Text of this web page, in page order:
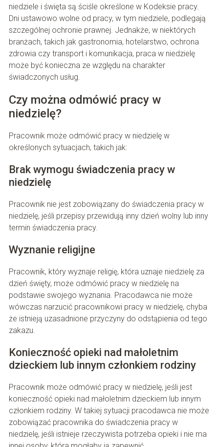
niedziele i święta są ściśle określone w Kodeksie pracy.
Dni ustawowo wolne od pracy, w tym niedziele, podlegają
szczególnej ochronie prawnej. Jednakże, w niektórych
branżach, takich jak gastronomia, hotelarstwo, ochrona
zdrowia czy transport i komunikacja, praca w niedzielę
może być konieczna ze względu na charakter
świadczonych usług.
Czy można odmówić pracy w
niedzielę?
Pracownik może odmówić pracy w niedzielę w
określonych sytuacjach, takich jak:
Brak wymogu świadczenia pracy w
niedzielę
Pracownik nie jest zobowiązany do świadczenia pracy w
niedzielę, jeśli przepisy przewidują inny dzień wolny lub inny
termin świadczenia pracy.
Wyznanie religijne
Pracownik, który wyznaje religię, która uznaje niedzielę za
dzień święty, może odmówić pracy w niedzielę na
podstawie swojego wyznania. Pracodawca nie może
wówczas narzucić pracownikowi pracy w niedzielę, chyba
że istnieją uzasadnione przyczyny do odstąpienia od tego
zakazu.
Konieczność opieki nad małoletnim
dzieckiem lub innym członkiem rodziny
Pracownik może odmówić pracy w niedzielę, jeśli jest
konieczność opieki nad małoletnim dzieckiem lub innym
członkiem rodziny. W takiej sytuacji pracodawca nie może
zobowiązać pracownika do świadczenia pracy w
niedzielę, jeśli istnieje rzeczywista potrzeba opieki i nie ma